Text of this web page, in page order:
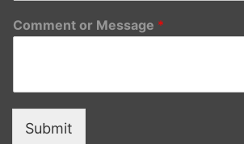
Comment or Message *
Submit